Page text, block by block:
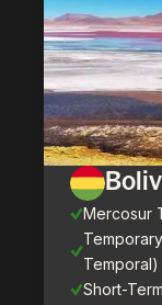
Mercosur
Temporal)
Short-